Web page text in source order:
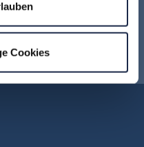
Cookies
Akademie